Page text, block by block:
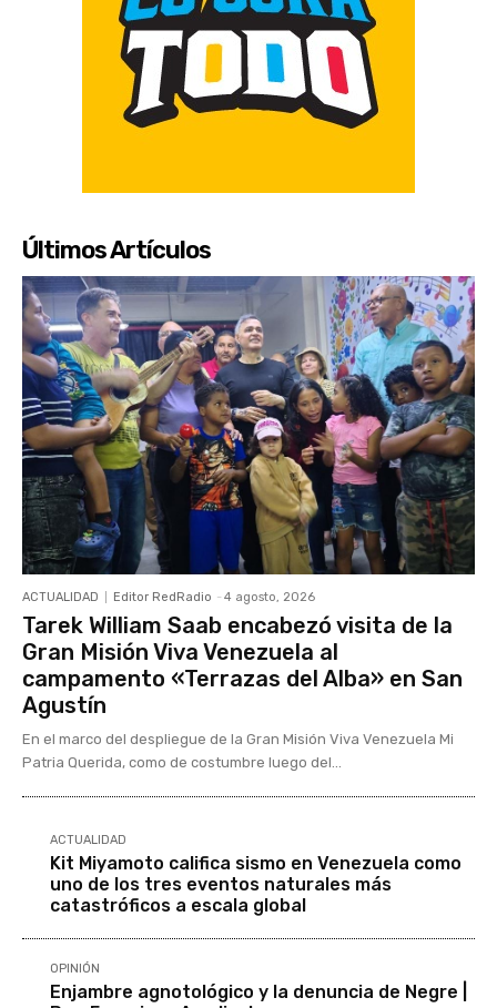
Últimos Artículos
ACTUALIDAD Editor RedRadio - 4 agosto, 2026
Tarek William Saab encabezó visita de la
Gran Misión Viva Venezuela al
campamento «Terrazas del Alba» en San
Agustín
En el marco del despliegue de la Gran Misión Viva Venezuela Mi
Patria Querida, como de costumbre luego del...
ACTUALIDAD
Kit Miyamoto califica sismo en Venezuela como
uno de los tres eventos naturales más
catastróficos a escala global
OPINIÓN
Enjambre agnotológico y la denuncia de Negre |